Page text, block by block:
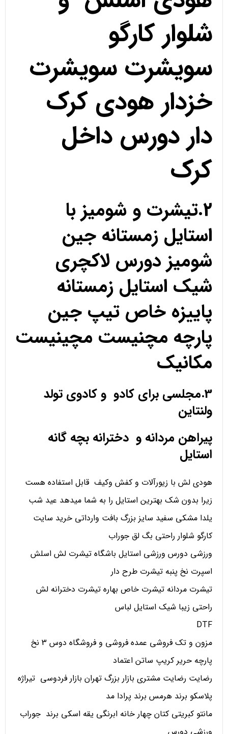
شلوار کارگو
سویشرت سویشرت
خزدار هودی کرک
دار دورس داخل
کرک
2.تیشرت و شومیز با
استایل زمستانه جین
شومیز دورس لاکچری
شیک استایل زمستانه
پاییزه خاص تیپ جین
پارچه مچنیست مچینیست
مکانیک
3.مجلسی برای کادو و کادوی تولد
ولنتاین
پیراهن مردانه و دخترانه بچه گانه
استایل
هودی لش با زیورآلات و کفش وکیف قابل استفاده هست
زیرا بدون شک بهترین استایل را به شما میدهد عید شب
یلدا مشکی سفید سایز بزرگ بافت وارداتی خرید سایت
کارگو شلوار راحتی بگ لق جوراب
ورزشی دورس ورزشی استایل باشگاه تیشرت لش اسلش
اسپرت نخ پنبه تیشرت طرح دار
تیشرت مردانه تیشرت خاص بهاره تیشرت دخترانه لش
راحتی زیبا شیک استایل لباس
DTF
مزون و تک فروشی عمده فروشی و فروشگاه دوس 3 نخ
پارچه حریر کریپ ساتن اعتماد
رضایت رضایت مشتری بازار بزرگ تهران بازار فردوسی تیراژه
پلاسکو برند هرمس برند پرادا مد
مانتو کبریتی کتان چهار خانه ابرنگی یقه اسکی برند جوراب